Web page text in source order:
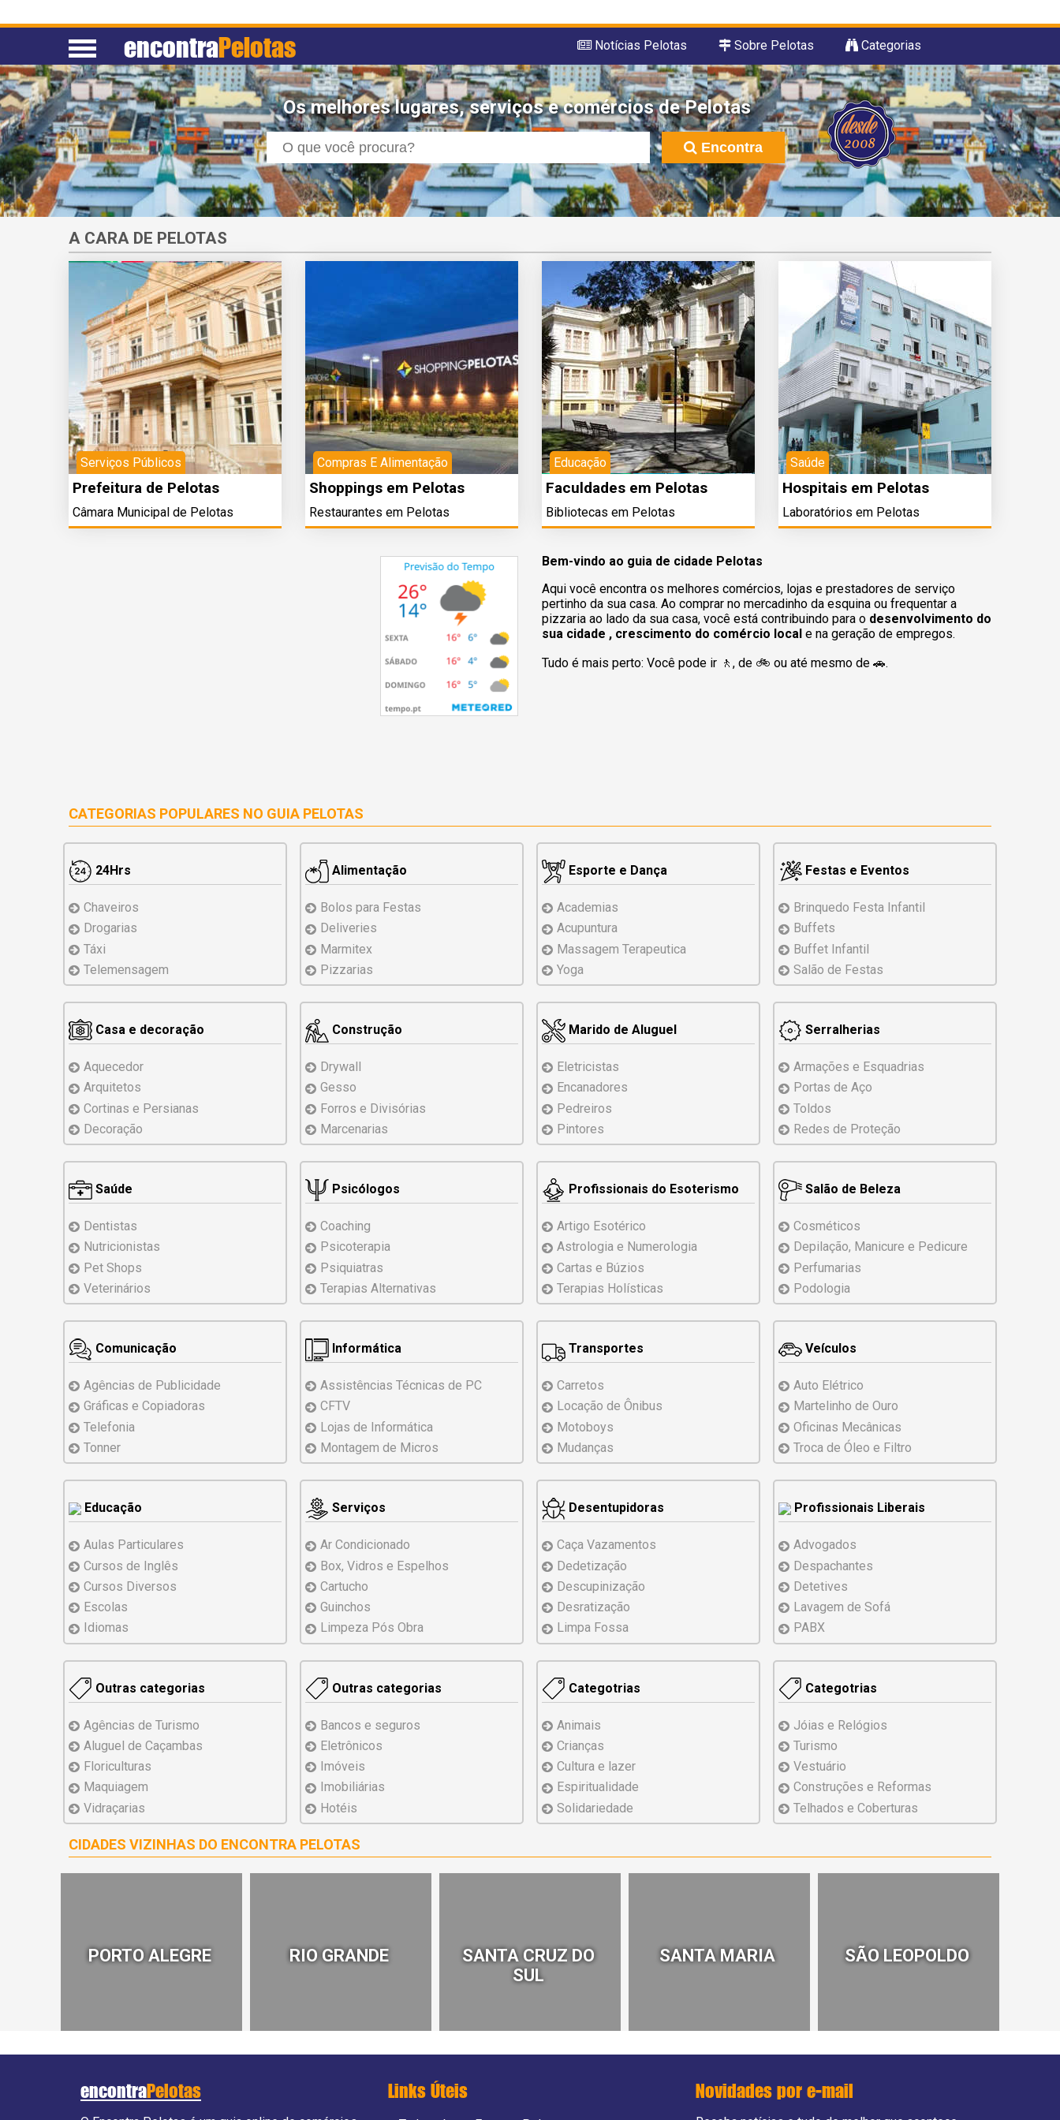
encontraPelotas Notícias Pelotas Sobre Pelotas Categorias
Os melhores lugares, serviços e comércios de Pelotas
Encontra
A CARA DE PELOTAS
Serviços Públicos
Prefeitura de Pelotas
Câmara Municipal de Pelotas
Compras E Alimentação
Shoppings em Pelotas
Restaurantes em Pelotas
Educação
Faculdades em Pelotas
Bibliotecas em Pelotas
Saúde
Hospitais em Pelotas
Laboratórios em Pelotas
Bem-vindo ao guia de cidade Pelotas
Aqui você encontra os melhores comércios, lojas e prestadores de serviço
pertinho da sua casa. Ao comprar no mercadinho da esquina ou frequentar a
pizzaria ao lado da sua casa, você está contribuindo para o desenvolvimento do
sua cidade , crescimento do comércio local e na geração de empregos.
Tudo é mais perto: Você pode ir 🚶‍, de 🚲 ou até mesmo de 🚗.
CATEGORIAS POPULARES NO GUIA PELOTAS
24Hrs
Chaveiros
Drogarias
Táxi
Telemensagem
Alimentação
Bolos para Festas
Deliveries
Marmitex
Pizzarias
Esporte e Dança
Academias
Acupuntura
Massagem Terapeutica
Yoga
Festas e Eventos
Brinquedo Festa Infantil
Buffets
Buffet Infantil
Salão de Festas
Casa e decoração
Aquecedor
Arquitetos
Cortinas e Persianas
Decoração
Construção
Drywall
Gesso
Forros e Divisórias
Marcenarias
Marido de Aluguel
Eletricistas
Encanadores
Pedreiros
Pintores
Serralherias
Armações e Esquadrias
Portas de Aço
Toldos
Redes de Proteção
Saúde
Dentistas
Nutricionistas
Pet Shops
Veterinários
Psicólogos
Coaching
Psicoterapia
Psiquiatras
Terapias Alternativas
Profissionais do Esoterismo
Artigo Esotérico
Astrologia e Numerologia
Cartas e Búzios
Terapias Holísticas
Salão de Beleza
Cosméticos
Depilação, Manicure e Pedicure
Perfumarias
Podologia
Comunicação
Agências de Publicidade
Gráficas e Copiadoras
Telefonia
Tonner
Informática
Assistências Técnicas de PC
CFTV
Lojas de Informática
Montagem de Micros
Transportes
Carretos
Locação de Ônibus
Motoboys
Mudanças
Veículos
Auto Elétrico
Martelinho de Ouro
Oficinas Mecânicas
Troca de Óleo e Filtro
Educação
Aulas Particulares
Cursos de Inglês
Cursos Diversos
Escolas
Idiomas
Serviços
Ar Condicionado
Box, Vidros e Espelhos
Cartucho
Guinchos
Limpeza Pós Obra
Desentupidoras
Caça Vazamentos
Dedetização
Descupinização
Desratização
Limpa Fossa
Profissionais Liberais
Advogados
Despachantes
Detetives
Lavagem de Sofá
PABX
Outras categorias
Agências de Turismo
Aluguel de Caçambas
Floriculturas
Maquiagem
Vidraçarias
Outras categorias
Bancos e seguros
Eletrônicos
Imóveis
Imobiliárias
Hotéis
Categotrias
Animais
Crianças
Cultura e lazer
Espiritualidade
Solidariedade
Categotrias
Jóias e Relógios
Turismo
Vestuário
Construções e Reformas
Telhados e Coberturas
CIDADES VIZINHAS DO ENCONTRA PELOTAS
PORTO ALEGRE RIO GRANDE
SANTA CRUZ DO
SUL
SANTA MARIA SÃO LEOPOLDO
encontraPelotas Links Úteis Novidades por e-mail